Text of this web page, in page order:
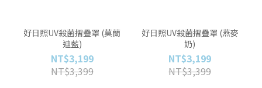
好日照UV殺菌摺疊罩 (莫蘭
迪藍)
NT$3,199
NT$3,399
好日照UV殺菌摺疊罩 (燕麥
奶)
NT$3,199
NT$3,399